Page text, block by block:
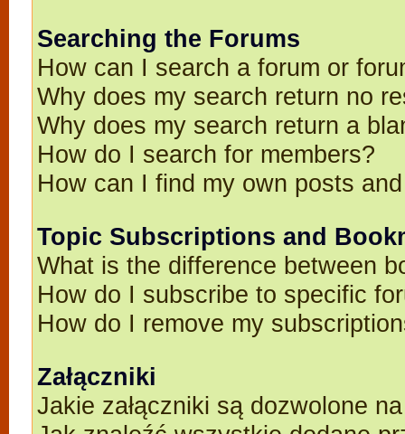
Searching the Forums
How can I search a forum or
Why does my search return no
Why does my search return a
How do I search for members?
How can I find my own posts
Topic Subscriptions and
What is the difference between
How do I subscribe to specific
How do I remove my
Załączniki
Jakie załączniki są dozwolone